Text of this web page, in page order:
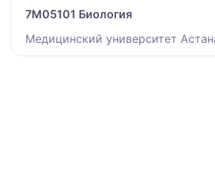
7M05101 Биология
Медицинский университет